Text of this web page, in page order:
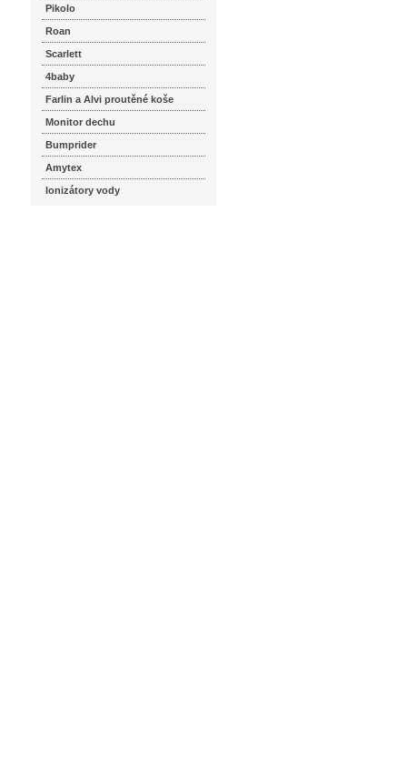
Pikolo
Roan
Scarlett
4baby
Farlin a Alvi proutěné koše
Monitor dechu
Bumprider
Amytex
Ionizátory vody